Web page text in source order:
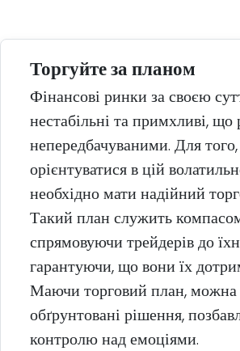
Торгуйте за планом
Фінансові ринки за своєю
нестабільні та примхливі, що
непередбачуваними. Для
орієнтуватися в цій
необхідно мати надійний
Такий план служить
спрямовуючи трейдерів до
гарантуючи, що вони їх
Маючи торговий план,
обґрунтовані рішення,
контролю над емоціями.